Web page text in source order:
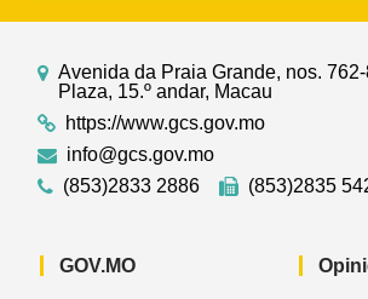
Avenida da Praia Grande, nos.
Plaza, 15.º andar, Macau
https://www.gcs.gov.mo
info@gcs.gov.mo
(853)2833 2886
(853)2835
GOV.MO